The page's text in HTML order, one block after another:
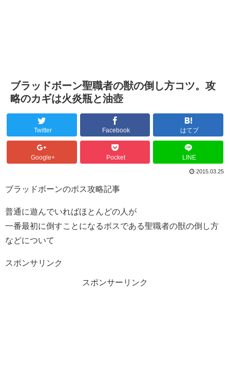
ブラッドボーン聖職者の獣の倒し方コツ。攻
略のカギは火炎瓶と油壺
Twitter Facebook はてブ
Google+ Pocket LINE
2015.03.25
ブラッドボーンのボス攻略記事
普通に遊んでいればほとんどの人が
一番最初に倒すことになるボスである聖職者の獣の倒し方
などについて
スポンサリンク
スポンサーリンク